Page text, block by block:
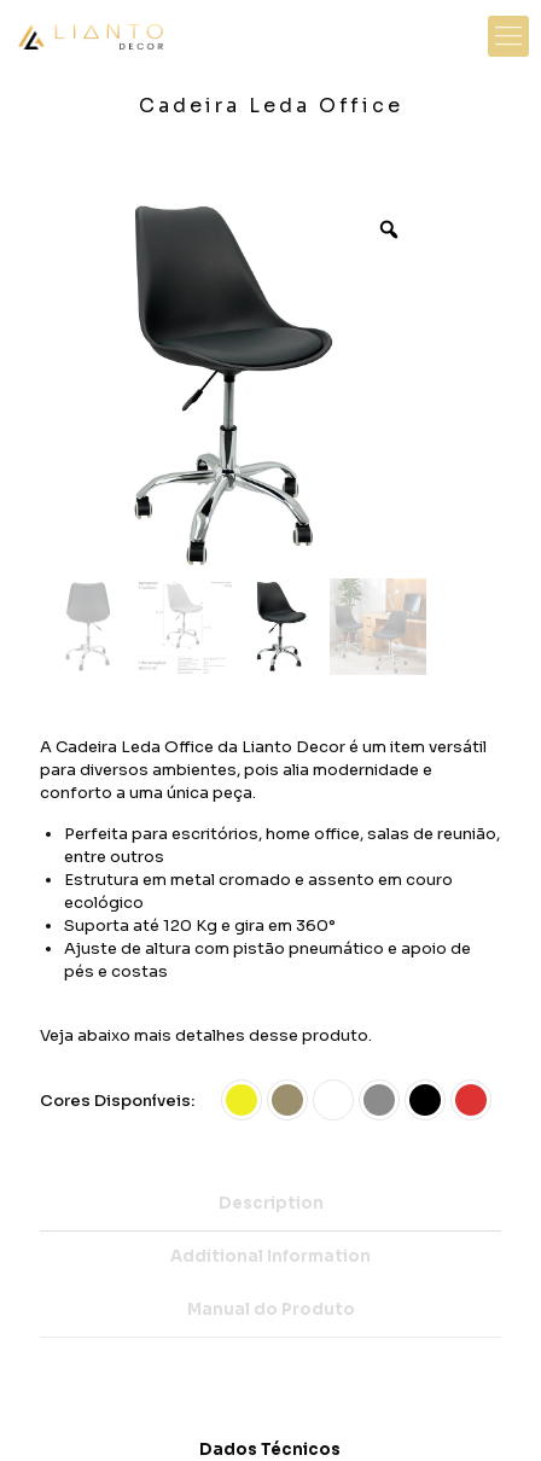
Cadeira Leda Office
A Cadeira Leda Office da Lianto Decor é um item versátil
para diversos ambientes, pois alia modernidade e
conforto a uma única peça.
Perfeita para escritórios, home office, salas de reunião,
entre outros
Estrutura em metal cromado e assento em couro
ecológico
Suporta até 120 Kg e gira em 360°
Ajuste de altura com pistão pneumático e apoio de
pés e costas
Veja abaixo mais detalhes desse produto.
Cores Disponíveis:
Description
Additional Information
Manual do Produto
Dados Técnicos